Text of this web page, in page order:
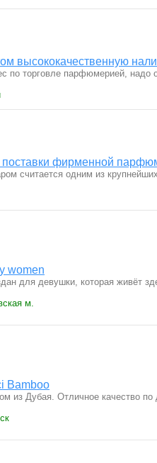
высококачественную
по торговле парфюмерией, надо
поставки фирменной
считается одним из
women
для девушки, которая живёт
м.
Bamboo
из Дубая. Отличное качество по